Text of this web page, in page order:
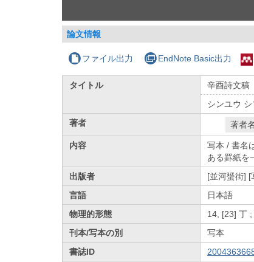
論文情報
ファイル出力 EndNote Basic出力
タイトル
辛酉詩文稿
シンユウ シ
著者
著者名
内容
写本 / 書名
ある罫紙を
出版者
[並河蜑街] [
言語
日本語
物理的形態
14, [23] 丁
刊本/写本の別
写本
書誌ID